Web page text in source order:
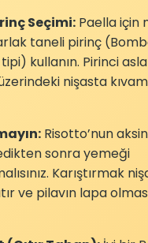
Seçimi: Paella için
taneli pirinç
kullanın. Pirinci asla
nişasta
Risotto’nun
sonra yemeği
Karıştırmak
ve pilavın lapa